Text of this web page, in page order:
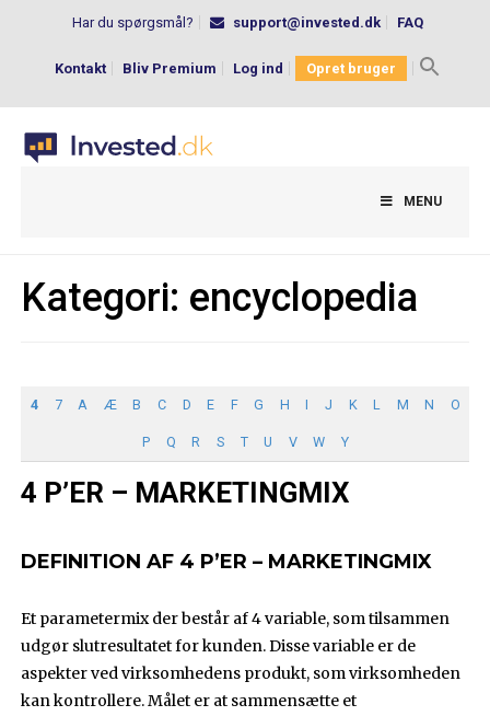
Har du spørgsmål? support@invested.dk FAQ
Kontakt Bliv Premium Log ind Opret bruger
Search
MENU
Kategori: encyclopedia
4 7 A Æ B C D E F G H I J K L M N O
P Q R S T U V W Y
4 P’ER – MARKETINGMIX
DEFINITION AF 4 P’ER – MARKETINGMIX
Et parametermix der består af 4 variable, som tilsammen
udgør slutresultatet for kunden. Disse variable er de
aspekter ved virksomhedens produkt, som virksomheden
kan kontrollere. Målet er at sammensætte et